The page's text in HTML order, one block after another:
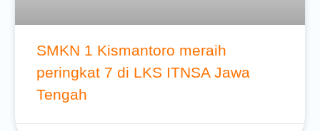
SMKN 1 Kismantoro meraih
peringkat 7 di LKS ITNSA Jawa
Tengah